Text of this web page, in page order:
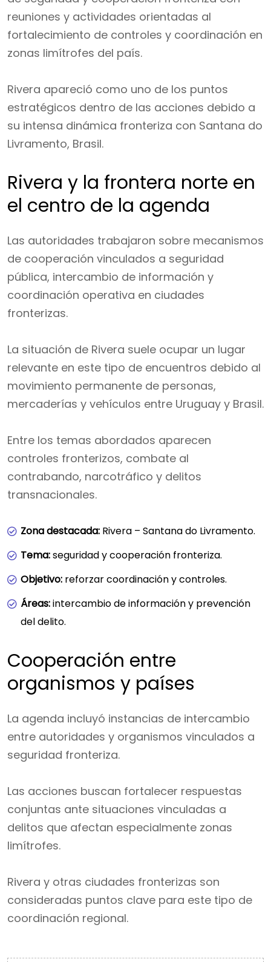
reuniones y actividades orientadas al
fortalecimiento de controles y coordinación en
zonas limítrofes del país.
Rivera apareció como uno de los puntos
estratégicos dentro de las acciones debido a
su intensa dinámica fronteriza con Santana do
Livramento, Brasil.
Rivera y la frontera norte en
el centro de la agenda
Las autoridades trabajaron sobre mecanismos
de cooperación vinculados a seguridad
pública, intercambio de información y
coordinación operativa en ciudades
fronterizas.
La situación de Rivera suele ocupar un lugar
relevante en este tipo de encuentros debido al
movimiento permanente de personas,
mercaderías y vehículos entre Uruguay y Brasil.
Entre los temas abordados aparecen
controles fronterizos, combate al
contrabando, narcotráfico y delitos
transnacionales.
Zona destacada: Rivera – Santana do Livramento.
Tema:seguridad y cooperación fronteriza.
Objetivo: reforzar coordinación y controles.
Áreas:intercambio de información y prevención
del delito.
Cooperación entre
organismos y países
La agenda incluyó instancias de intercambio
entre autoridades y organismos vinculados a
seguridad fronteriza.
Las acciones buscan fortalecer respuestas
conjuntas ante situaciones vinculadas a
delitos que afectan especialmente zonas
limítrofes.
Rivera y otras ciudades fronterizas son
consideradas puntos clave para este tipo de
coordinación regional.